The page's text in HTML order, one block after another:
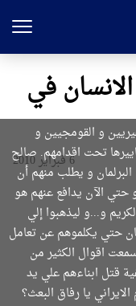
في
6 فبراير 2010
و القومجيين و
تحت اقدامهم. صالح
و يطلب منهم أن
حتي الآن يدافع عنهم هو
و...و ليذهبوا إلي
حتي يكلموهم عن تعامل
اقوال الكثير من
قتل ابناءهم علي يد
يا رفاق البعث؟